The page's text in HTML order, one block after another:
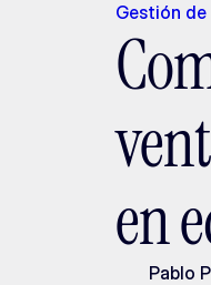
Gestión
en
Pablo